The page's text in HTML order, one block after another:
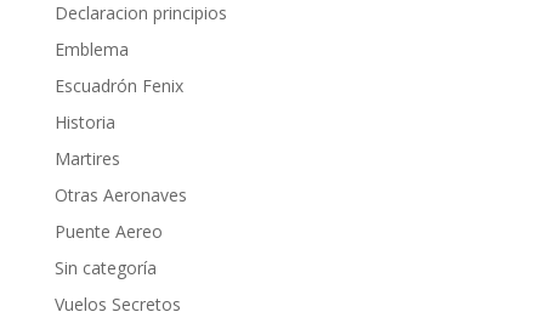
Declaracion principios
Emblema
Escuadrón Fenix
Historia
Martires
Otras Aeronaves
Puente Aereo
Sin categoría
Vuelos Secretos